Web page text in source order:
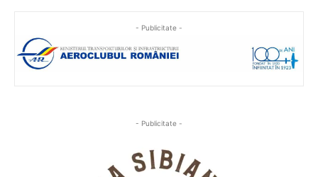
- Publicitate -
- Publicitate -